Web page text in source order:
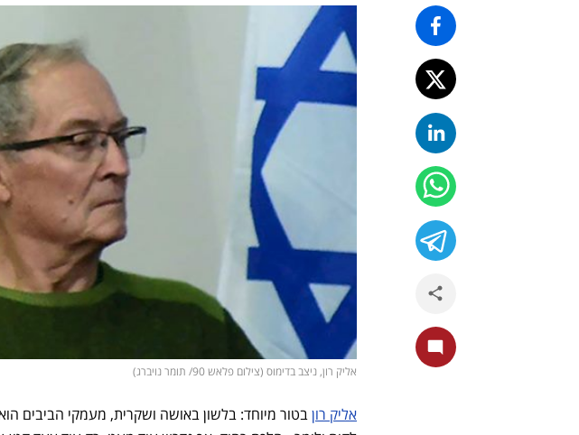
אליק רון, ניצב בדימוס (צילום פלאש 90/ תומר נויברג)
אליק רוןבטור מיוחד: בלשון באושה ושקרית, מעמקי הביבים